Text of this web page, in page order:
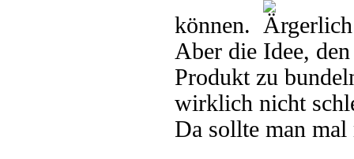
können.
Aber die Idee,
Produkt zu
wirklich nicht
Da sollte man